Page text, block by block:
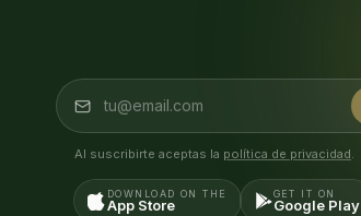
Al suscribirte aceptas la política de privacidad.
DOWNLOAD ON THE
App Store
GET IT ON
Google Play